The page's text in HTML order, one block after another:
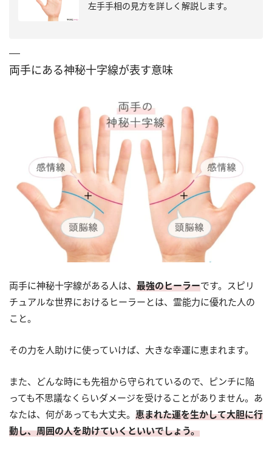
左手手相の見方を詳しく解説します。
両手にある神秘十字線が表す意味
両手に神秘十字線がある人は、 最強のヒーラーです。スピリ
チュアルな世界におけるヒーラーとは、霊能力に優れた人の
こと。
その力を人助けに使っていけば、大きな幸運に恵まれます。
また、どんな時にも先祖から守られているので、ピンチに陥
っても不思議なくらいダメージを受けることがありません。あ
なたは、何があっても大丈夫。 恵まれた運を生かして大胆に行
動し、周囲の人を助けていくといいでしょう。